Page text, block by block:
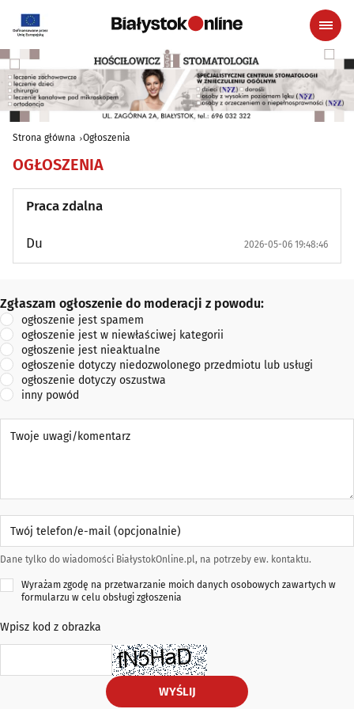
Strona główna Ogłoszenia
OGŁOSZENIA
Praca zdalna
Du 2026-05-06 19:48:46
Zgłaszam ogłoszenie do moderacji z powodu:
Zgłaszam ogłoszenie do moderacji z powodu:
ogłoszenie jest spamem
ogłoszenie jest w niewłaściwej kategorii
ogłoszenie jest nieaktualne
ogłoszenie dotyczy niedozwolonego przedmiotu lub usługi
ogłoszenie dotyczy oszustwa
inny powód
Dane tylko do wiadomości BiałystokOnline.pl, na potrzeby ew. kontaktu.
Wyrażam zgodę na przetwarzanie moich danych osobowych zawartych w
formularzu w celu obsługi zgłoszenia
Wpisz kod z obrazka
WYŚLIJ